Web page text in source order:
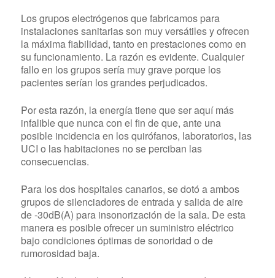
Los grupos electrógenos que fabricamos para
instalaciones sanitarias son muy versátiles y ofrecen
la máxima fiabilidad, tanto en prestaciones como en
su funcionamiento. La razón es evidente. Cualquier
fallo en los grupos sería muy grave porque los
pacientes serían los grandes perjudicados.
Por esta razón, la energía tiene que ser aquí más
infalible que nunca con el fin de que, ante una
posible incidencia en los quirófanos, laboratorios, las
UCI o las habitaciones no se perciban las
consecuencias.
Para los dos hospitales canarios, se dotó a ambos
grupos de silenciadores de entrada y salida de aire
de -30dB(A) para insonorización de la sala. De esta
manera es posible ofrecer un suministro eléctrico
bajo condiciones óptimas de sonoridad o de
rumorosidad baja.